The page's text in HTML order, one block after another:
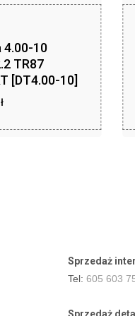
4.00-10
TR87
[DT4.00-10]
Sprzedaż
Tel: 605 603